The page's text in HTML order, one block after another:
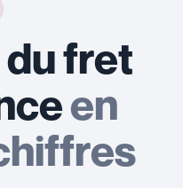
fret
en